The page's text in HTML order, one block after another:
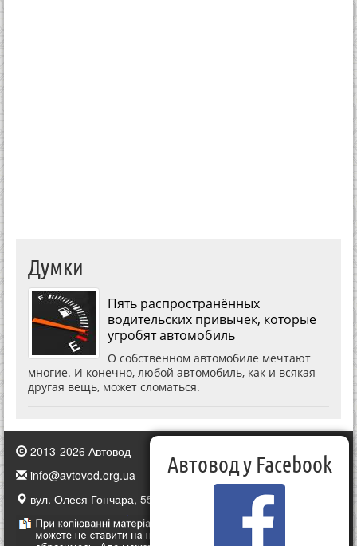
Думки
Пять распространённых
водительских привычек, которые
угробят автомобиль
О собственном автомобиле мечтают
многие. И конечно, любой автомобиль, как и всякая
другая вещь, может сломаться.
2013-2026 Автовод
info@avtovod.org.ua
вул. Олеся Гончара, 55, Київ, Україна
Автовод у Facebook